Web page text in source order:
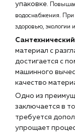
упаковке.
водоснабжения.
здоровью, экологии
материал с
достигается с
машинного
качество
Одно из
заключается в
требуется
упрощает